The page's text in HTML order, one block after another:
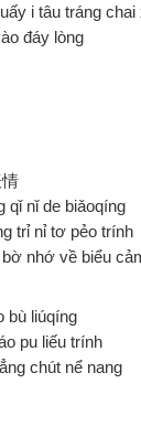
i tâu tráng chai
đáy lòng
qǐ nǐ de biǎoqíng
trỉ nỉ tơ pẻo trính
nhớ về biểu
bù liúqíng
pu liếu trính
chút nể nang